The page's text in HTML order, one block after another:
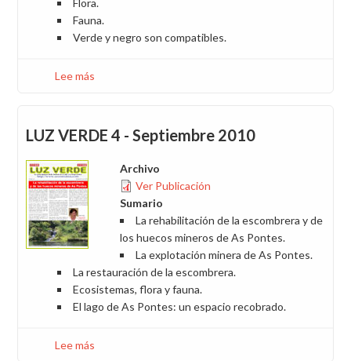
Flora.
Fauna.
Verde y negro son compatibles.
Lee más
5
-
Diciembre
LUZ VERDE 4 - Septiembre 2010
Archivo
Ver Publicación
Sumario
La rehabilitación de la escombrera y de
los huecos mineros de As Pontes.
La explotación minera de As Pontes.
La restauración de la escombrera.
Ecosistemas, flora y fauna.
El lago de As Pontes: un espacio recobrado.
Lee más